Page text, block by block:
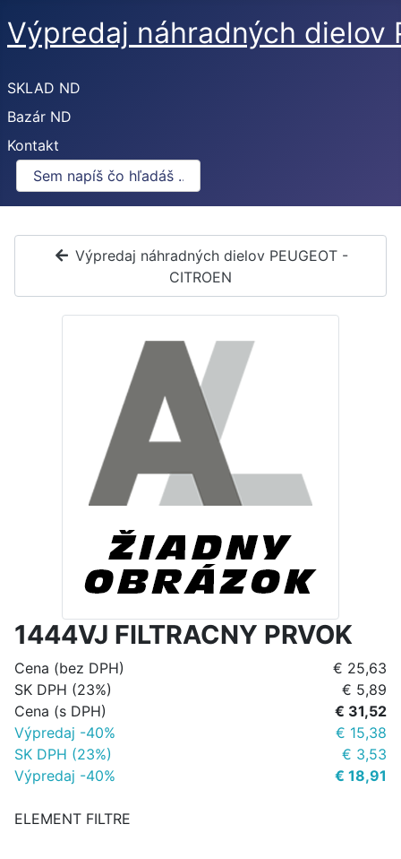
Výpredaj náhradných dielov
SKLAD ND
Bazár ND
Kontakt
Výpredaj náhradných dielov PEUGEOT -
CITROEN
1444VJ FILTRACNY PRVOK
Cena (bez DPH)
€ 25,63
SK DPH (23%)
€ 5,89
Cena (s DPH)
€ 31,52
Výpredaj -40%
€ 15,38
SK DPH (23%)
€ 3,53
Výpredaj -40%
€ 18,91
ELEMENT FILTRE